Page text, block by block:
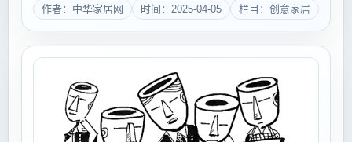
共赏活动盛况，期待银川与您相聚。...
作者：中华家居网 时间：2025-04-05 栏目：创意家居